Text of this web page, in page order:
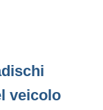
veicolo